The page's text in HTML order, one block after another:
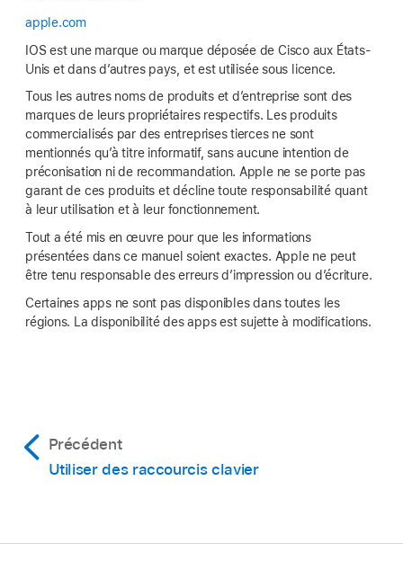
apple.com
IOS est une marque ou marque déposée de Cisco aux États-
Unis et dans d’autres pays, et est utilisée sous licence.
Tous les autres noms de produits et d’entreprise sont des
marques de leurs propriétaires respectifs. Les produits
commercialisés par des entreprises tierces ne sont
mentionnés qu’à titre informatif, sans aucune intention de
préconisation ni de recommandation. Apple ne se porte pas
garant de ces produits et décline toute responsabilité quant
à leur utilisation et à leur fonctionnement.
Tout a été mis en œuvre pour que les informations
présentées dans ce manuel soient exactes. Apple ne peut
être tenu responsable des erreurs d’impression ou d’écriture.
Certaines apps ne sont pas disponibles dans toutes les
régions. La disponibilité des apps est sujette à modifications.
Précédent
Utiliser des raccourcis clavier